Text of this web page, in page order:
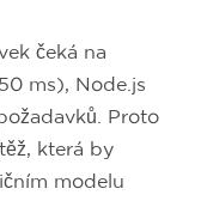
čeká na
ms), Node.js
Proto
která by
modelu